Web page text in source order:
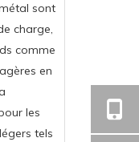
sont
charge,
comme
en
les
tels